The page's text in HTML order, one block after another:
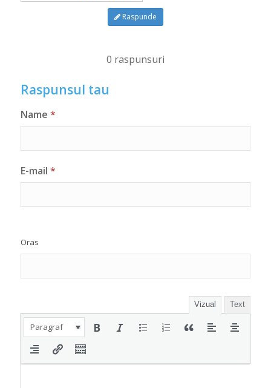
Raspunde
0 raspunsuri
Raspunsul tau
Name *
E-mail *
Oras
Vizual Text
Paragraf